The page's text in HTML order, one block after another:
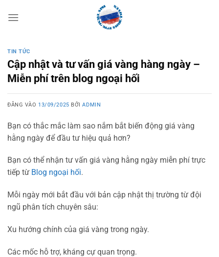
qua
TIN TỨC
Cập nhật và tư vấn giá vàng hàng ngày –
Miễn phí trên blog ngoại hối
ĐĂNG VÀO 13/09/2025 BỞIADMIN
Bạn có thắc mắc làm sao nắm bắt biến động giá vàng
hằng ngày để đầu tư hiệu quả hơn?
Bạn có thể nhận tư vấn giá vàng hằng ngày miễn phí trực
tiếp từ Blog ngoại hối.
Mỗi ngày mới bắt đầu với bản cập nhật thị trường từ đội
ngũ phân tích chuyên sâu:
Xu hướng chính của giá vàng trong ngày.
Các mốc hỗ trợ, kháng cự quan trọng.